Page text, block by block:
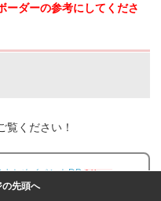
ーダーの参考にしてくださ
覧ください！
とめイベントDB 2 Users
ルパ】イベント一覧/ボ
の先頭へ